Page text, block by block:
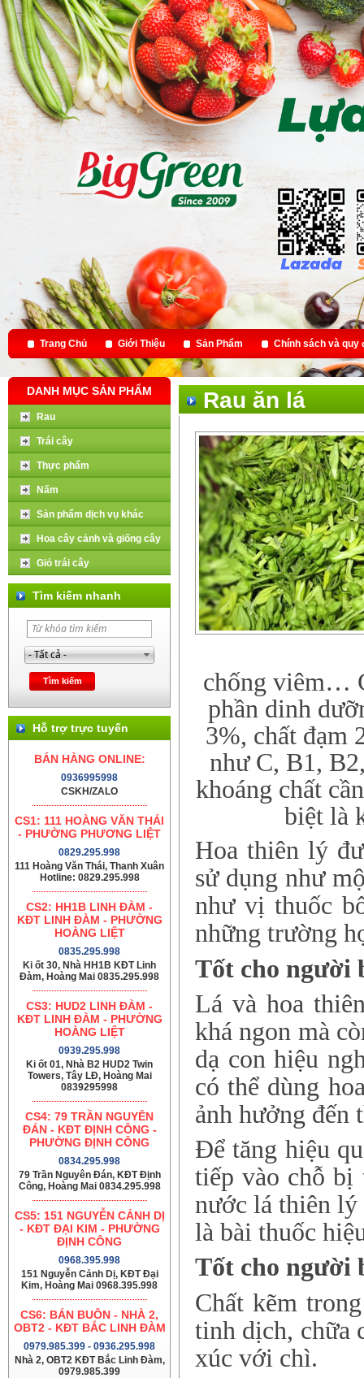
Trang Chủ Giới Thiệu Sản Phẩm Chính sách và quy
DANH MỤC SẢN PHẨM
Rau
Trái cây
Thực phẩm
Nấm
Sản phẩm dịch vụ khác
Hoa cây cảnh và giống cây
Giỏ trái cây
Tìm kiếm nhanh
Hỗ trợ trực tuyến
BÁN HÀNG ONLINE:
0936995998
CSKH/ZALO
CS1: 111 HOÀNG VĂN THÁI
- PHƯỜNG PHƯƠNG LIỆT
0829.295.998
111 Hoàng Văn Thái, Thanh Xuân
Hotline: 0829.295.998
CS2: HH1B LINH ĐÀM -
KĐT LINH ĐÀM - PHƯỜNG
HOÀNG LIỆT
0835.295.998
Ki ốt 30, Nhà HH1B KĐT Linh
Đàm, Hoàng Mai 0835.295.998
CS3: HUD2 LINH ĐÀM -
KĐT LINH ĐÀM - PHƯỜNG
HOÀNG LIỆT
0939.295.998
Ki ốt 01, Nhà B2 HUD2 Twin
Towers, Tây LĐ, Hoàng Mai
0839295998
CS4: 79 TRẦN NGUYÊN
ĐÁN - KĐT ĐỊNH CÔNG -
PHƯỜNG ĐỊNH CÔNG
0834.295.998
79 Trần Nguyên Đán, KĐT Định
Công, Hoàng Mai 0834.295.998
CS5: 151 NGUYỄN CẢNH DỊ
- KĐT ĐẠI KIM - PHƯỜNG
ĐỊNH CÔNG
0968.395.998
151 Nguyễn Cảnh Dị, KĐT Đại
Kim, Hoàng Mai 0968.395.998
CS6: BÁN BUÔN - NHÀ 2,
OBT2 - KĐT BẮC LINH ĐÀM
0979.985.399 - 0936.295.998
Nhà 2, OBT2 KĐT Bắc Linh Đàm,
0979.985.399
Rau ăn lá
chống viêm…
phần dinh
3%, chất đạm
như C, B1,
khoáng chất
biệt là
Hoa thiên lý
sử dụng như
như vị thuốc
những trường
Tốt cho người
Lá và hoa
khá ngon mà
dạ con hiệu
có thể dùng
ảnh hưởng đến
Để tăng hiệu
tiếp vào chỗ
nước lá thiên lý
là bài thuốc
Tốt cho người
Chất kẽm
tinh dịch, chữa
xúc với chì.